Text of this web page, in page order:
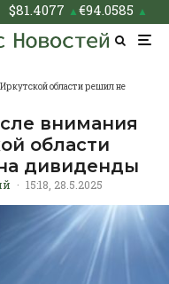
$81.4077 ▲€94.0585 ▲
области решил не
внимания
области
дивиденды
· 15:18, 28.5.2025